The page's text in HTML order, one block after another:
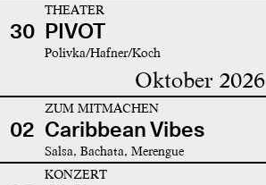
30
THEATER
PIVOT
Polivka/Hafner/Koch
Oktober 2026
02
ZUM MITMACHEN
Caribbean Vibes
Salsa, Bachata, Merengue
KONZERT